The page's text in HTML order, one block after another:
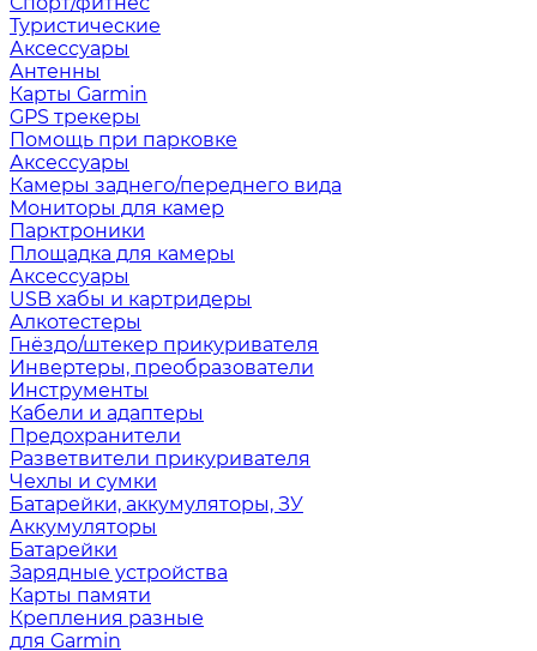
Туристические
Аксессуары
Антенны
Карты Garmin
GPS трекеры
Помощь при парковке
Аксессуары
Камеры заднего/переднего вида
Мониторы для камер
Парктроники
Площадка для камеры
Аксессуары
USB хабы и картридеры
Алкотестеры
Гнёздо/штекер прикуривателя
Инвертеры, преобразователи
Инструменты
Кабели и адаптеры
Предохранители
Разветвители прикуривателя
Чехлы и сумки
Батарейки, аккумуляторы, ЗУ
Аккумуляторы
Батарейки
Зарядные устройства
Карты памяти
Крепления разные
для Garmin